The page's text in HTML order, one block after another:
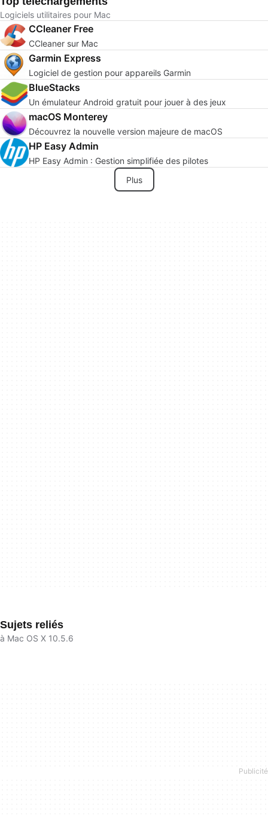
Logiciels utilitaires pour Mac
CCleaner Free
CCleaner sur Mac
Garmin Express
Logiciel de gestion pour appareils Garmin
BlueStacks
Un émulateur Android gratuit pour jouer à des jeux
macOS Monterey
Découvrez la nouvelle version majeure de macOS
HP Easy Admin
HP Easy Admin : Gestion simplifiée des pilotes
Plus
Sujets reliés
à Mac OS X 10.5.6